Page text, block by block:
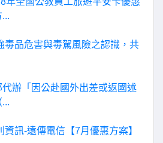
毒品危害與毒駕風險之認識，共
辦「因公赴國外出差或返國述
資訊-遠傳電信【7月優惠方案】